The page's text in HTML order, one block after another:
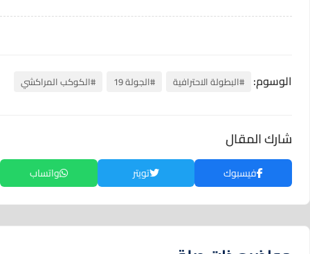
الوسوم: #البطولة الاحترافية #الجولة 19 #الكوكب المراكشي
شارك المقال
فيسبوك تويتر واتساب